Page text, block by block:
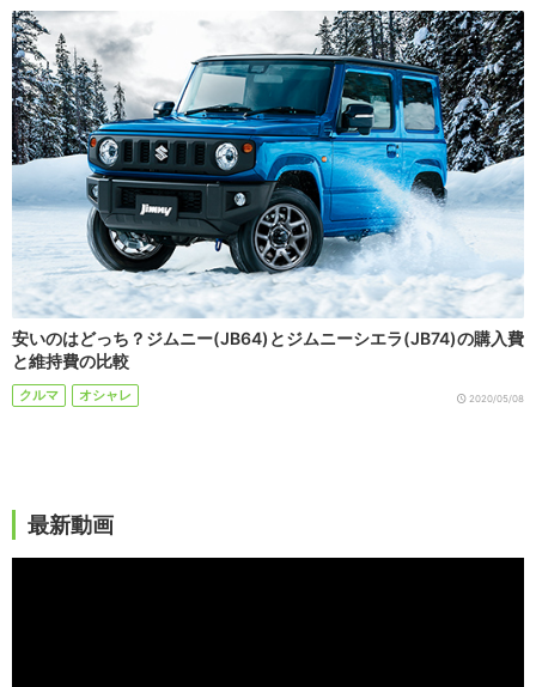
安いのはどっち？ジムニー(JB64)とジムニーシエラ(JB74)の購入費
と維持費の比較
クルマ オシャレ 2020/05/08
最新動画